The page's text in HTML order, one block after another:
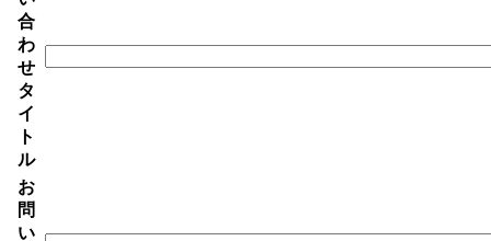
合
わ
せ
タ
イ
ト
ル
お
問
い